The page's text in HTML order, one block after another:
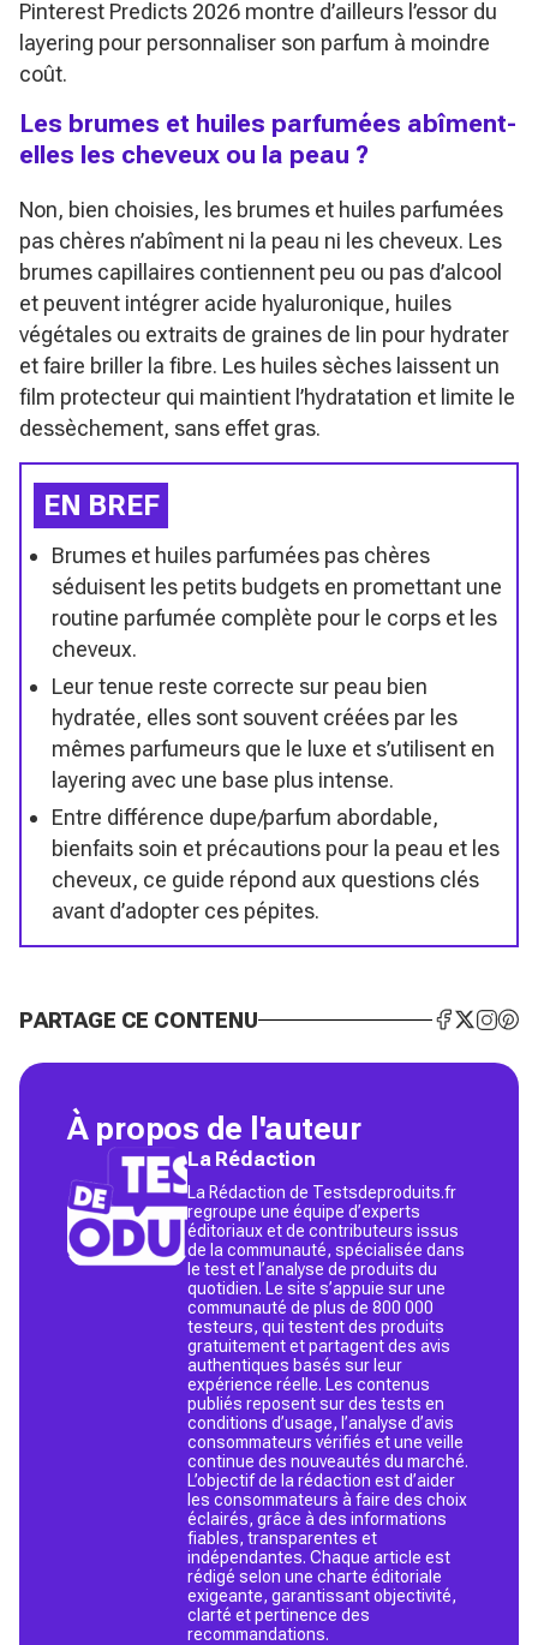
Pinterest Predicts 2026 montre d’ailleurs l’essor du
layering pour personnaliser son parfum à moindre
coût.
Les brumes et huiles parfumées abîment-
elles les cheveux ou la peau ?
Non, bien choisies, les brumes et huiles parfumées
pas chères n’abîment ni la peau ni les cheveux. Les
brumes capillaires contiennent peu ou pas d’alcool
et peuvent intégrer acide hyaluronique, huiles
végétales ou extraits de graines de lin pour hydrater
et faire briller la fibre. Les huiles sèches laissent un
film protecteur qui maintient l’hydratation et limite le
dessèchement, sans effet gras.
EN BREF
Brumes et huiles parfumées pas chères
séduisent les petits budgets en promettant une
routine parfumée complète pour le corps et les
cheveux.
Leur tenue reste correcte sur peau bien
hydratée, elles sont souvent créées par les
mêmes parfumeurs que le luxe et s’utilisent en
layering avec une base plus intense.
Entre différence dupe/parfum abordable,
bienfaits soin et précautions pour la peau et les
cheveux, ce guide répond aux questions clés
avant d’adopter ces pépites.
PARTAGE CE CONTENU
À propos de l'auteur
La Rédaction
La Rédaction de Testsdeproduits.fr
regroupe une équipe d’experts
éditoriaux et de contributeurs issus
de la communauté, spécialisée dans
le test et l’analyse de produits du
quotidien. Le site s’appuie sur une
communauté de plus de 800 000
testeurs, qui testent des produits
gratuitement et partagent des avis
authentiques basés sur leur
expérience réelle. Les contenus
publiés reposent sur des tests en
conditions d’usage, l’analyse d’avis
consommateurs vérifiés et une veille
continue des nouveautés du marché.
L’objectif de la rédaction est d’aider
les consommateurs à faire des choix
éclairés, grâce à des informations
fiables, transparentes et
indépendantes. Chaque article est
rédigé selon une charte éditoriale
exigeante, garantissant objectivité,
clarté et pertinence des
recommandations.